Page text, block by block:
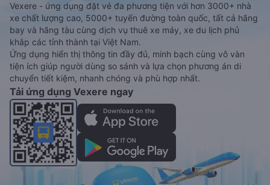
Vexere - ứng dụng đặt vé đa phương tiện với hơn 3000+ nhà
xe chất lượng cao, 5000+ tuyến đường toàn quốc, tất cả hãng
bay và hãng tàu cùng dịch vụ thuê xe máy, xe du lịch phủ
khắp các tỉnh thành tại Việt Nam.
Ứng dụng hiển thị thông tin đầy đủ, minh bạch cùng vô vàn
tiện ích giúp người dùng so sánh và lựa chọn phương án di
chuyển tiết kiệm, nhanh chóng và phù hợp nhất.
Tải ứng dụng Vexere ngay